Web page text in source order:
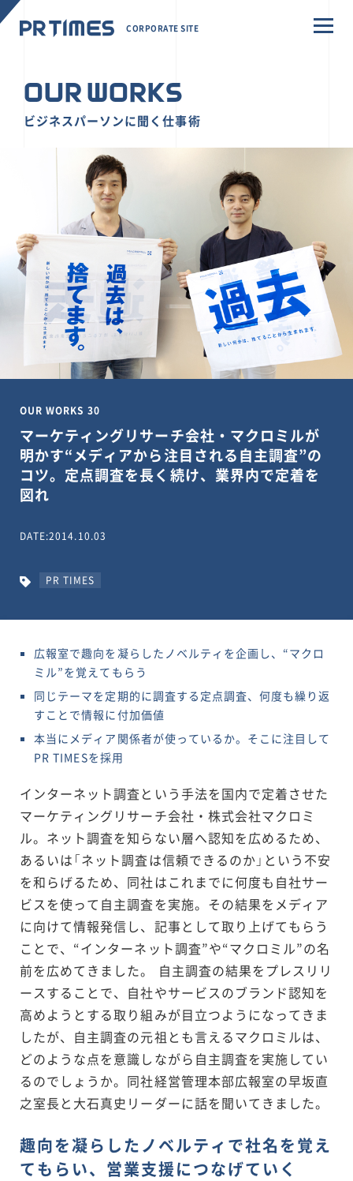
CORPORATE SITE
OUR WORKS
ビジネスパーソンに聞く仕事術
OUR WORKS 30
マーケティングリサーチ会社・マクロミルが
明かす“メディアから注目される自主調査”の
コツ。定点調査を長く続け、業界内で定着を
図れ
DATE:2014.10.03
PR TIMES
広報室で趣向を凝らしたノベルティを企画し、“マクロ
ミル”を覚えてもらう
同じテーマを定期的に調査する定点調査、何度も繰り返
すことで情報に付加価値
本当にメディア関係者が使っているか。そこに注目して
PR TIMESを採用
インターネット調査という手法を国内で定着させた
マーケティングリサーチ会社・株式会社マクロミ
ル。ネット調査を知らない層へ認知を広めるため、
あるいは「ネット調査は信頼できるのか」という不安
を和らげるため、同社はこれまでに何度も自社サー
ビスを使って自主調査を実施。その結果をメディア
に向けて情報発信し、記事として取り上げてもらう
ことで、“インターネット調査”や“マクロミル”の名
前を広めてきました。 自主調査の結果をプレスリリ
ースすることで、自社やサービスのブランド認知を
高めようとする取り組みが目立つようになってきま
したが、自主調査の元祖とも言えるマクロミルは、
どのような点を意識しながら自主調査を実施してい
るのでしょうか。同社経営管理本部広報室の早坂直
之室長と大石真史リーダーに話を聞いてきました。
趣向を凝らしたノベルティで社名を覚え
てもらい、営業支援につなげていく